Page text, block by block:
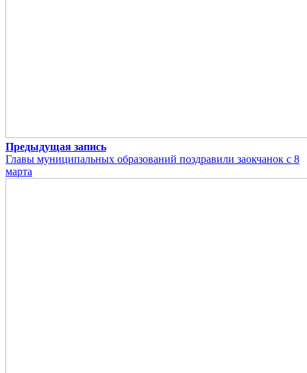
Предыдущая запись
Главы муниципальных образований поздравили заокчанок с 8
марта